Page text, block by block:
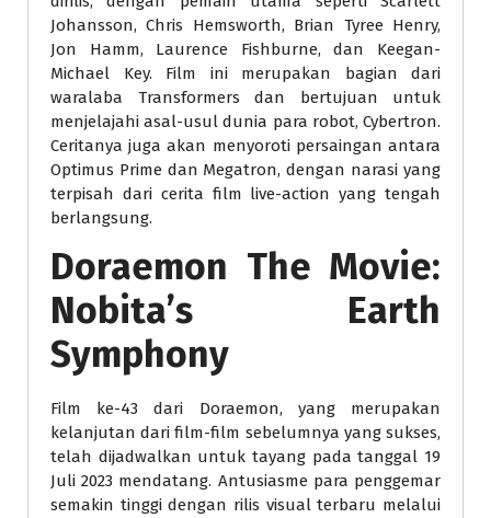
Johansson, Chris Hemsworth, Brian Tyree Henry,
Jon Hamm, Laurence Fishburne, dan Keegan-
Michael Key. Film ini merupakan bagian dari
waralaba Transformers dan bertujuan untuk
menjelajahi asal-usul dunia para robot, Cybertron.
Ceritanya juga akan menyoroti persaingan antara
Optimus Prime dan Megatron, dengan narasi yang
terpisah dari cerita film live-action yang tengah
berlangsung.
Doraemon The Movie:
Nobita’s Earth
Symphony
Film ke-43 dari Doraemon, yang merupakan
kelanjutan dari film-film sebelumnya yang sukses,
telah dijadwalkan untuk tayang pada tanggal 19
Juli 2023 mendatang. Antusiasme para penggemar
semakin tinggi dengan rilis visual terbaru melalui